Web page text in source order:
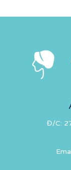
Đ/C: